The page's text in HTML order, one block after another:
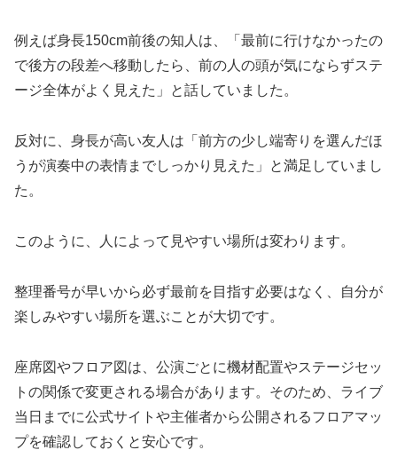
例えば身長150cm前後の知人は、「最前に行けなかったの
で後方の段差へ移動したら、前の人の頭が気にならずステ
ージ全体がよく見えた」と話していました。
反対に、身長が高い友人は「前方の少し端寄りを選んだほ
うが演奏中の表情までしっかり見えた」と満足していまし
た。
このように、人によって見やすい場所は変わります。
整理番号が早いから必ず最前を目指す必要はなく、自分が
楽しみやすい場所を選ぶことが大切です。
座席図やフロア図は、公演ごとに機材配置やステージセッ
トの関係で変更される場合があります。そのため、ライブ
当日までに公式サイトや主催者から公開されるフロアマッ
プを確認しておくと安心です。